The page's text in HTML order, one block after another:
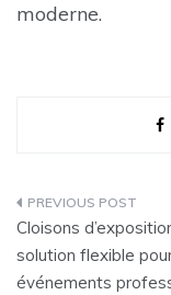
moderne.
Post
navigation
Cloisons
solution flexible
événements